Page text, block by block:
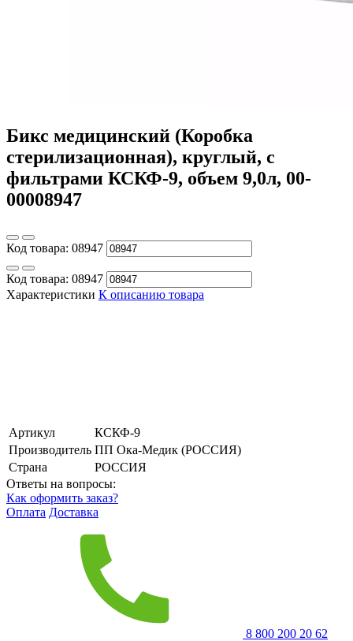
Бикс медицинский (Коробка
стерилизационная), круглый, с
фильтрами КСКФ-9, объем 9,0л, 00-
00008947
Код товара: 08947
Код товара: 08947
Характеристики К описанию товара
Артикул
КСКФ-9
Производитель ПП Ока-Медик (РОССИЯ)
Страна
РОССИЯ
Ответы на вопросы:
Как оформить заказ?
Оплата Доставка
8 800 200 20 62